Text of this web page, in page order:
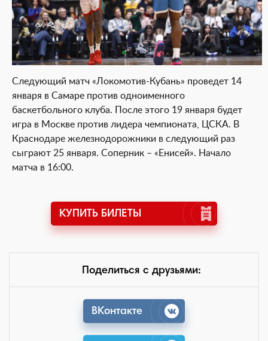
1 из 1
Следующий матч «Локомотив-Кубань» проведет 14
января в Самаре против одноименного
баскетбольного клуба. После этого 19 января будет
игра в Москве против лидера чемпионата, ЦСКА. В
Краснодаре железнодорожники в следующий раз
сыграют 25 января. Соперник – «Енисей». Начало
матча в 16:00.
КУПИТЬ БИЛЕТЫ
Поделиться с друзьями:
ВКонтакте